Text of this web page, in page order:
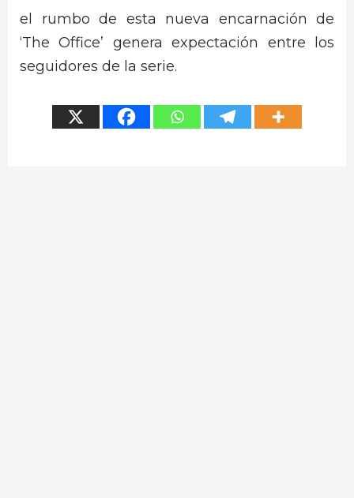
el rumbo de esta nueva encarnación de
‘The Office’ genera expectación entre los
seguidores de la serie.